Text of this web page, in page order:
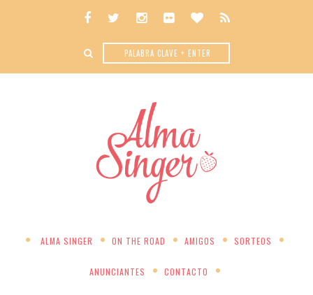
ALMA SINGER ON THE ROAD AMIGOS SORTEOS
ANUNCIANTES CONTACTO